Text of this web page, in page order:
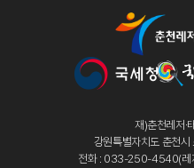
재)춘천레저·
강원특별자치도 춘천
전화 : 033-250-4540(